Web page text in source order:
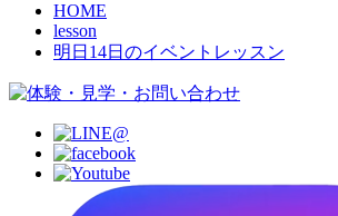
HOME
lesson
明日14日のイベントレッスン